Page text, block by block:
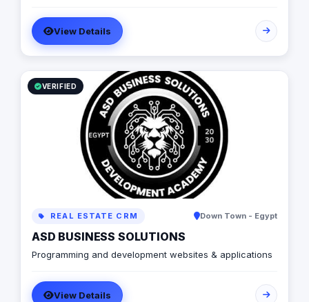
effectively address their most critical IT needs.
View Details
VERIFIED
REAL ESTATE CRM Down Town - Egypt
ASD BUSINESS SOLUTIONS
Programming and development websites & applications
View Details